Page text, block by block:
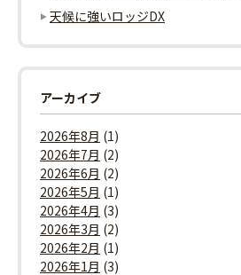
天候に強いロッジDX
アーカイブ
2026年8月 (1)
2026年7月 (2)
2026年6月 (2)
2026年5月 (1)
2026年4月 (3)
2026年3月 (2)
2026年2月 (1)
2026年1月 (3)